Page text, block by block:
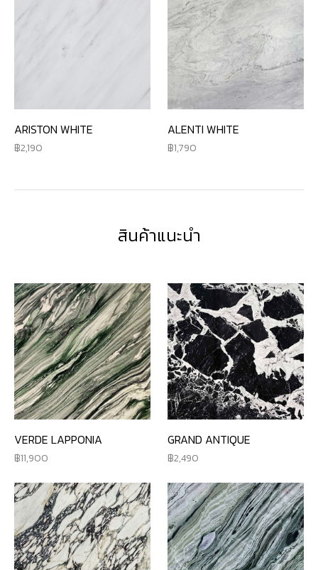
ARISTON WHITE
2,190
ALENTI WHITE
1,790
สินค้าแนะนำ
VERDE LAPPONIA
11,900
GRAND ANTIQUE
2,490